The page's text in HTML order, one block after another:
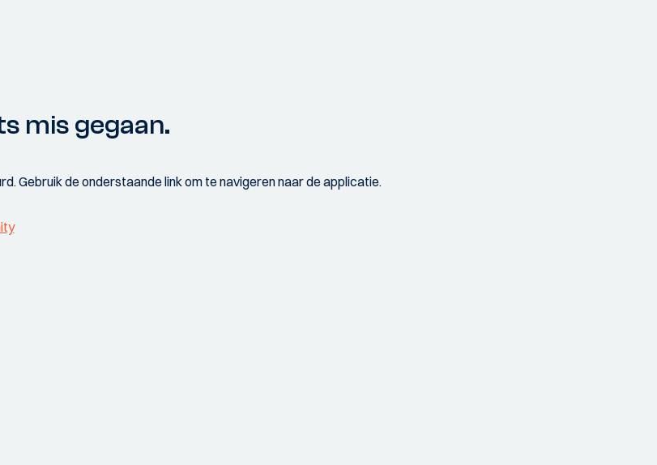
mis gegaan.
Gebruik de onderstaande link om te navigeren naar de applicatie.